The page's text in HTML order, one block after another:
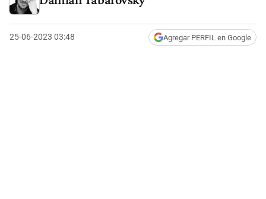
25-06-2023 03:48 Agregar PERFIL en Google